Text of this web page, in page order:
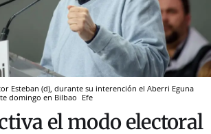
Esteban (d), durante su interención el Aberri Eguna
domingo en Bilbao Efe
el modo electoral